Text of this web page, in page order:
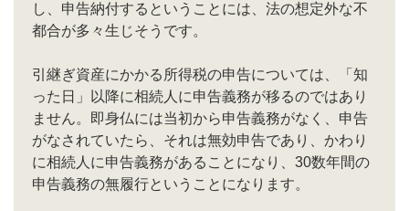
し、申告納付するということには、法の想定外な不
都合が多々生じそうです。
引継ぎ資産にかかる所得税の申告については、「知
った日」以降に相続人に申告義務が移るのではあり
ません。即身仏には当初から申告義務がなく、申告
がなされていたら、それは無効申告であり、かわり
に相続人に申告義務があることになり、30数年間の
申告義務の無履行ということになります。